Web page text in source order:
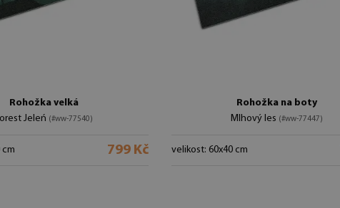
Rohožka velká
Jeleń (#ww-77540)
cm 799 Kč
Rohožka na boty
Mlhový les (#ww-77447)
velikost: 60x40 cm